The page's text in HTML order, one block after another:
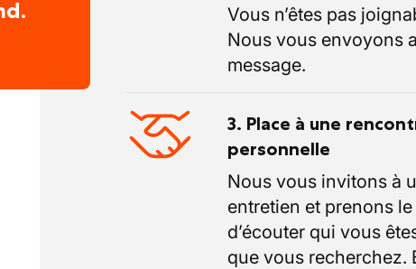
Vous n’êtes pas
Nous vous envoyons
message.
3. Place à une
personnelle
Nous vous invitons à
entretien et prenons
d’écouter qui vous
que vous recherchez.